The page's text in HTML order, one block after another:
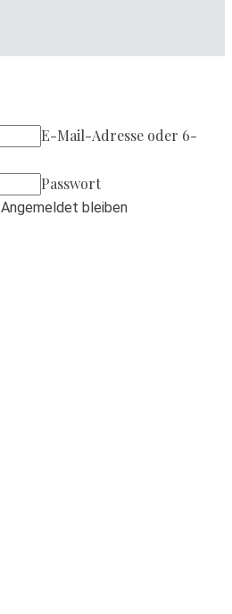
E-Mail-Adresse oder 6-
Passwort
Angemeldet bleiben